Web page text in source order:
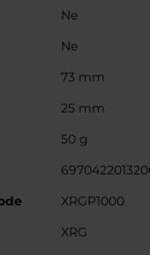
Ne
Ne
73 mm
25 mm
50 g
XRGP1000
XRG